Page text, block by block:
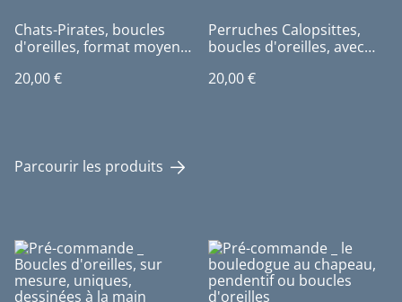
Chats-Pirates, boucles
d'oreilles, format moyen,
20,00 €
Perruches Calopsittes,
boucles d'oreilles, avec
20,00 €
Parcourir les produits